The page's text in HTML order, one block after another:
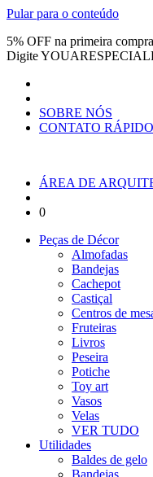
Pular para o conteúdo
5% OFF na primeira
Digite
SOBRE NÓS
CONTATO RÁPIDO
ÁREA DE
0
Peças de Décor
Almofadas
Bandejas
Cachepot
Castiçal
Centros de
Fruteiras
Livros
Peseira
Potiche
Toy art
Vasos
Velas
VER TUDO
Utilidades
Baldes de gelo
Bandejas